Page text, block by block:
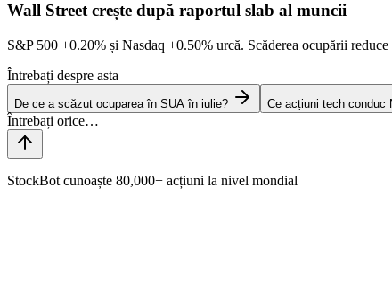
Wall Street crește după raportul slab al muncii
S&P 500 +0.20% și Nasdaq +0.50% urcă. Scăderea ocupării
Întrebați despre asta
De ce a scăzut ocuparea în SUA în iulie? Ce acțiuni tech conduc
StockBot cunoaște 80,000+ acțiuni la nivel mondial